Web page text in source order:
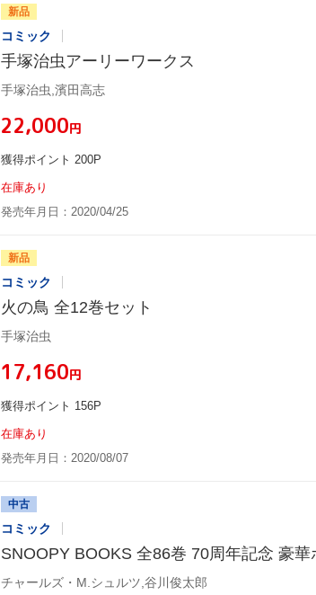
新品
コミック
手塚治虫アーリーワークス
手塚治虫,濱田高志
¥22,000円
獲得ポイント 200P
在庫あり
発売年月日：2020/04/25
新品
コミック
火の鳥 全12巻セット
手塚治虫
¥17,160円
獲得ポイント 156P
在庫あり
発売年月日：2020/08/07
中古
コミック
SNOOPY BOOKS 全86巻 70周年記念 豪華
チャールズ・M.シュルツ,谷川俊太郎